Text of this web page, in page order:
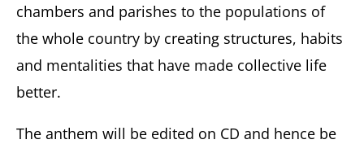
chambers and parishes to the populations of
the whole country by creating structures, habits
and mentalities that have made collective life
better.
The anthem will be edited on CD and hence be